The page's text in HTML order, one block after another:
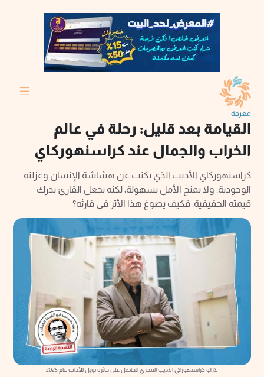
معرفة
القيامة بعد قليل: رحلة في عالم
الخراب والجمال عند كراسنهوركاي
كراسنهوركاي الأديب الذي يكتب عن هشاشة الإنسان وعزلته
الوجودية. ولا يمنح الأمل بسهولة، لكنه يجعل القارئ يدرك
قيمته الحقيقية. فكيف يصوغ هذا الأثر في قارئه؟
لازالو كراسنهوراكي الأديب المجري الحاصل على جائزة نوبل للآداب عام 2025